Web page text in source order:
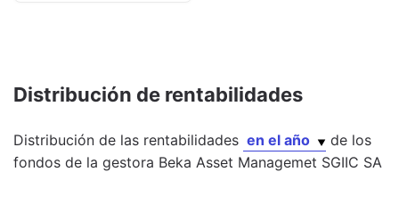
Distribución de rentabilidades
Distribución de las rentabilidades en el año
de los
fondos de la gestora Beka Asset Managemet SGIIC SA